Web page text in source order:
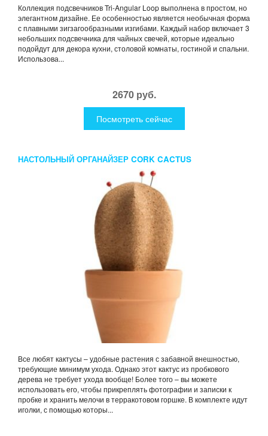
Коллекция подсвечников Tri-Angular Loop выполнена в простом, но
элегантном дизайне. Ее особенностью является необычная форма
с плавными зигзагообразными изгибами. Каждый набор включает 3
небольших подсвечника для чайных свечей, которые идеально
подойдут для декора кухни, столовой комнаты, гостиной и спальни.
Использова...
2670 руб.
Посмотреть сейчас
НАСТОЛЬНЫЙ ОРГАНАЙЗЕР CORK CACTUS
Все любят кактусы – удобные растения с забавной внешностью,
требующие минимум ухода. Однако этот кактус из пробкового
дерева не требует ухода вообще! Более того – вы можете
использовать его, чтобы прикреплять фотографии и записки к
пробке и хранить мелочи в терракотовом горшке. В комплекте идут
иголки, с помощью которы...